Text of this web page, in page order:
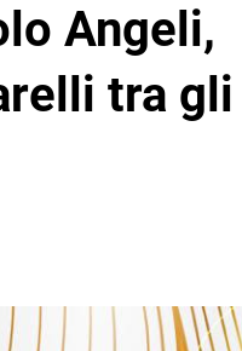
Angeli,
tra gli